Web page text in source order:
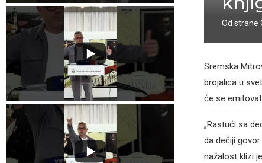
Od strane
Sremska
brojalica u
će se
„Rastući sa
da dečiji
nažalost klizi